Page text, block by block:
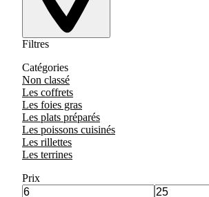
Filtres
Catégories
Non classé
Les coffrets
Les foies gras
Les plats préparés
Les poissons cuisinés
Les rillettes
Les terrines
Prix